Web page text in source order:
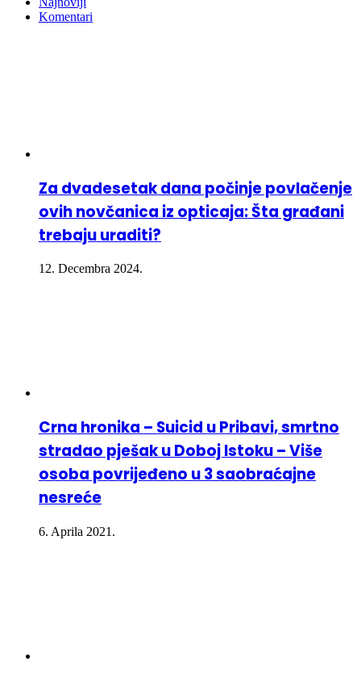
Komentari
Za dvadesetak dana počinje povlačenje
ovih novčanica iz opticaja: Šta građani
trebaju uraditi?
12. Decembra 2024.
Crna hronika – Suicid u Pribavi, smrtno
stradao pješak u Doboj Istoku – Više
osoba povrijeđeno u 3 saobraćajne
nesreće
6. Aprila 2021.